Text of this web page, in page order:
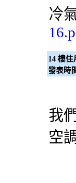
冷
14 樓住
發表時
我
空